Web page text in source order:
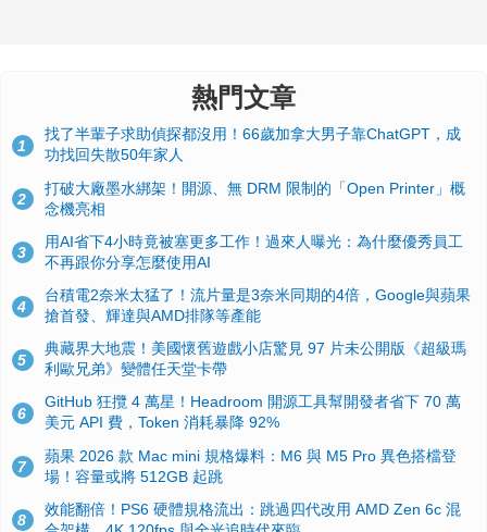
熱門文章
1
找了半輩子求助偵探都沒用！66歲加拿大男子靠ChatGPT，成
功找回失散50年家人
2
打破大廠墨水綁架！開源、無 DRM 限制的「Open Printer」概
念機亮相
3
用AI省下4小時竟被塞更多工作！過來人曝光：為什麼優秀員工
不再跟你分享怎麼使用AI
4
台積電2奈米太猛了！流片量是3奈米同期的4倍，Google與蘋果
搶首發、輝達與AMD排隊等產能
5
典藏界大地震！美國懷舊遊戲小店驚見 97 片未公開版《超級瑪
利歐兄弟》變體任天堂卡帶
6
GitHub 狂攬 4 萬星！Headroom 開源工具幫開發者省下 70 萬
美元 API 費，Token 消耗暴降 92%
7
蘋果 2026 款 Mac mini 規格爆料：M6 與 M5 Pro 異色搭檔登
場！容量或將 512GB 起跳
8
效能翻倍！PS6 硬體規格流出：跳過四代改用 AMD Zen 6c 混